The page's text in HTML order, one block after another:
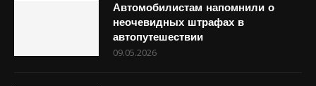
Автомобилистам напомнили о
неочевидных штрафах в
автопутешествии
09.05.2026